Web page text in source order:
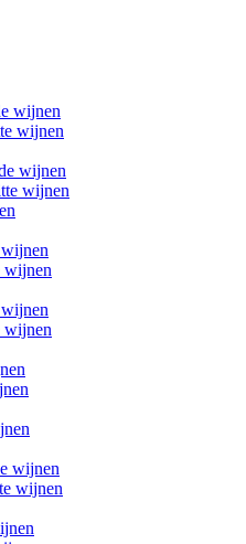
wijnen
wijnen
wijnen
wijnen
wijnen
wijnen
wijnen
wijnen